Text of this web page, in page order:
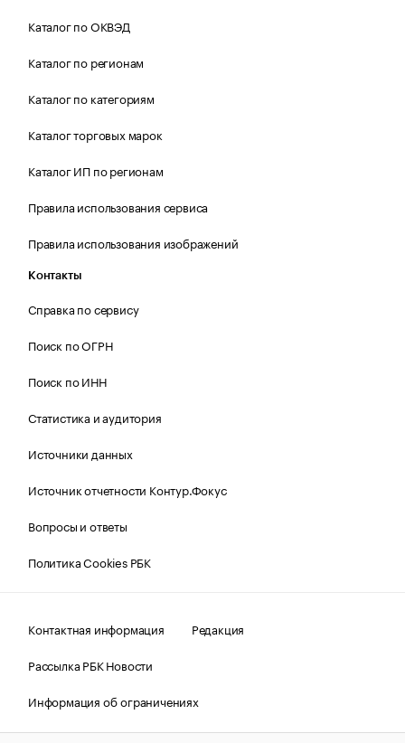
Каталог по ОКВЭД
Каталог по регионам
Каталог по категориям
Каталог торговых марок
Каталог ИП по регионам
Правила использования сервиса
Правила использования изображений
Контакты
Справка по сервису
Поиск по ОГРН
Поиск по ИНН
Статистика и аудитория
Источники данных
Источник отчетности Контур.Фокус
Вопросы и ответы
Политика Cookies РБК
Контактная информация
Редакция
Рассылка РБК Новости
Информация об ограничениях
Правовая информация
О соблюдении авторских прав